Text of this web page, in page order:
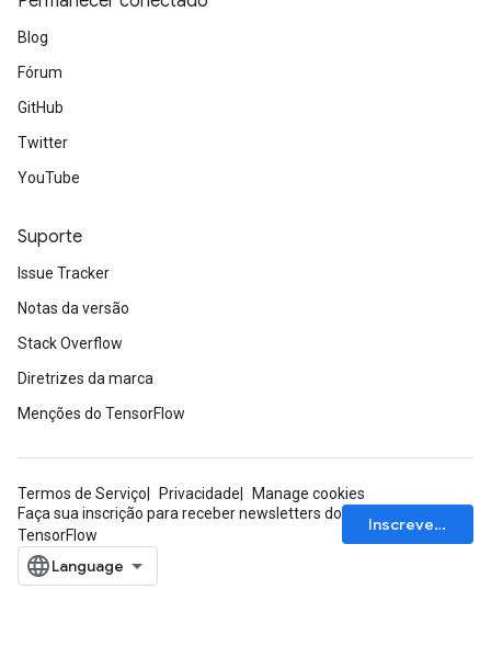
Blog
Fórum
GitHub
Twitter
YouTube
Suporte
Issue Tracker
Notas da versão
Stack Overflow
Diretrizes da marca
Menções do TensorFlow
Termos de Serviço Privacidade
Manage cookies
Faça sua inscrição para receber newsletters do
TensorFlow
Inscrever-se